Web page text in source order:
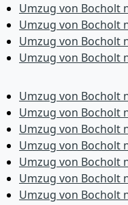
Umzug von Bocholt
Umzug von Bocholt
Umzug von Bocholt
Umzug von Bocholt
Umzug von Bocholt
Umzug von Bocholt
Umzug von Bocholt
Umzug von Bocholt
Umzug von Bocholt
Umzug von Bocholt
Umzug von Bocholt